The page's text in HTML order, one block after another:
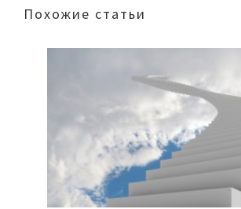
Похожие статьи